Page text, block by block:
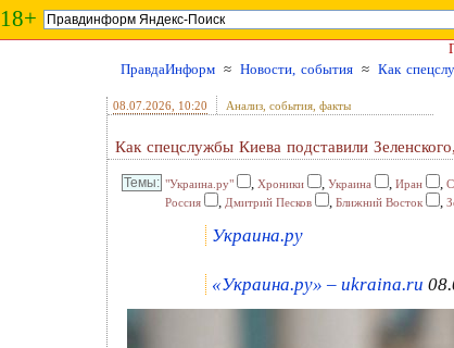
18+
ПравдаИнформ ≈ Новости, события ≈ Как
08.07.2026 , 10:20 Анализ, события, факты
Как спецслужбы Киева подставили
"Украина.ру" , Хроники , Украина , Иран ,
Россия , Дмитрий Песков , Ближний Восток ,
Украина.ру
«Украина.ру» – ukraina.ru